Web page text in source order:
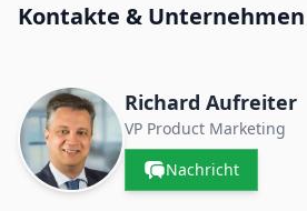
Kontakte & Unternehmen
Richard Aufreiter
VP Product Marketing
Nachricht